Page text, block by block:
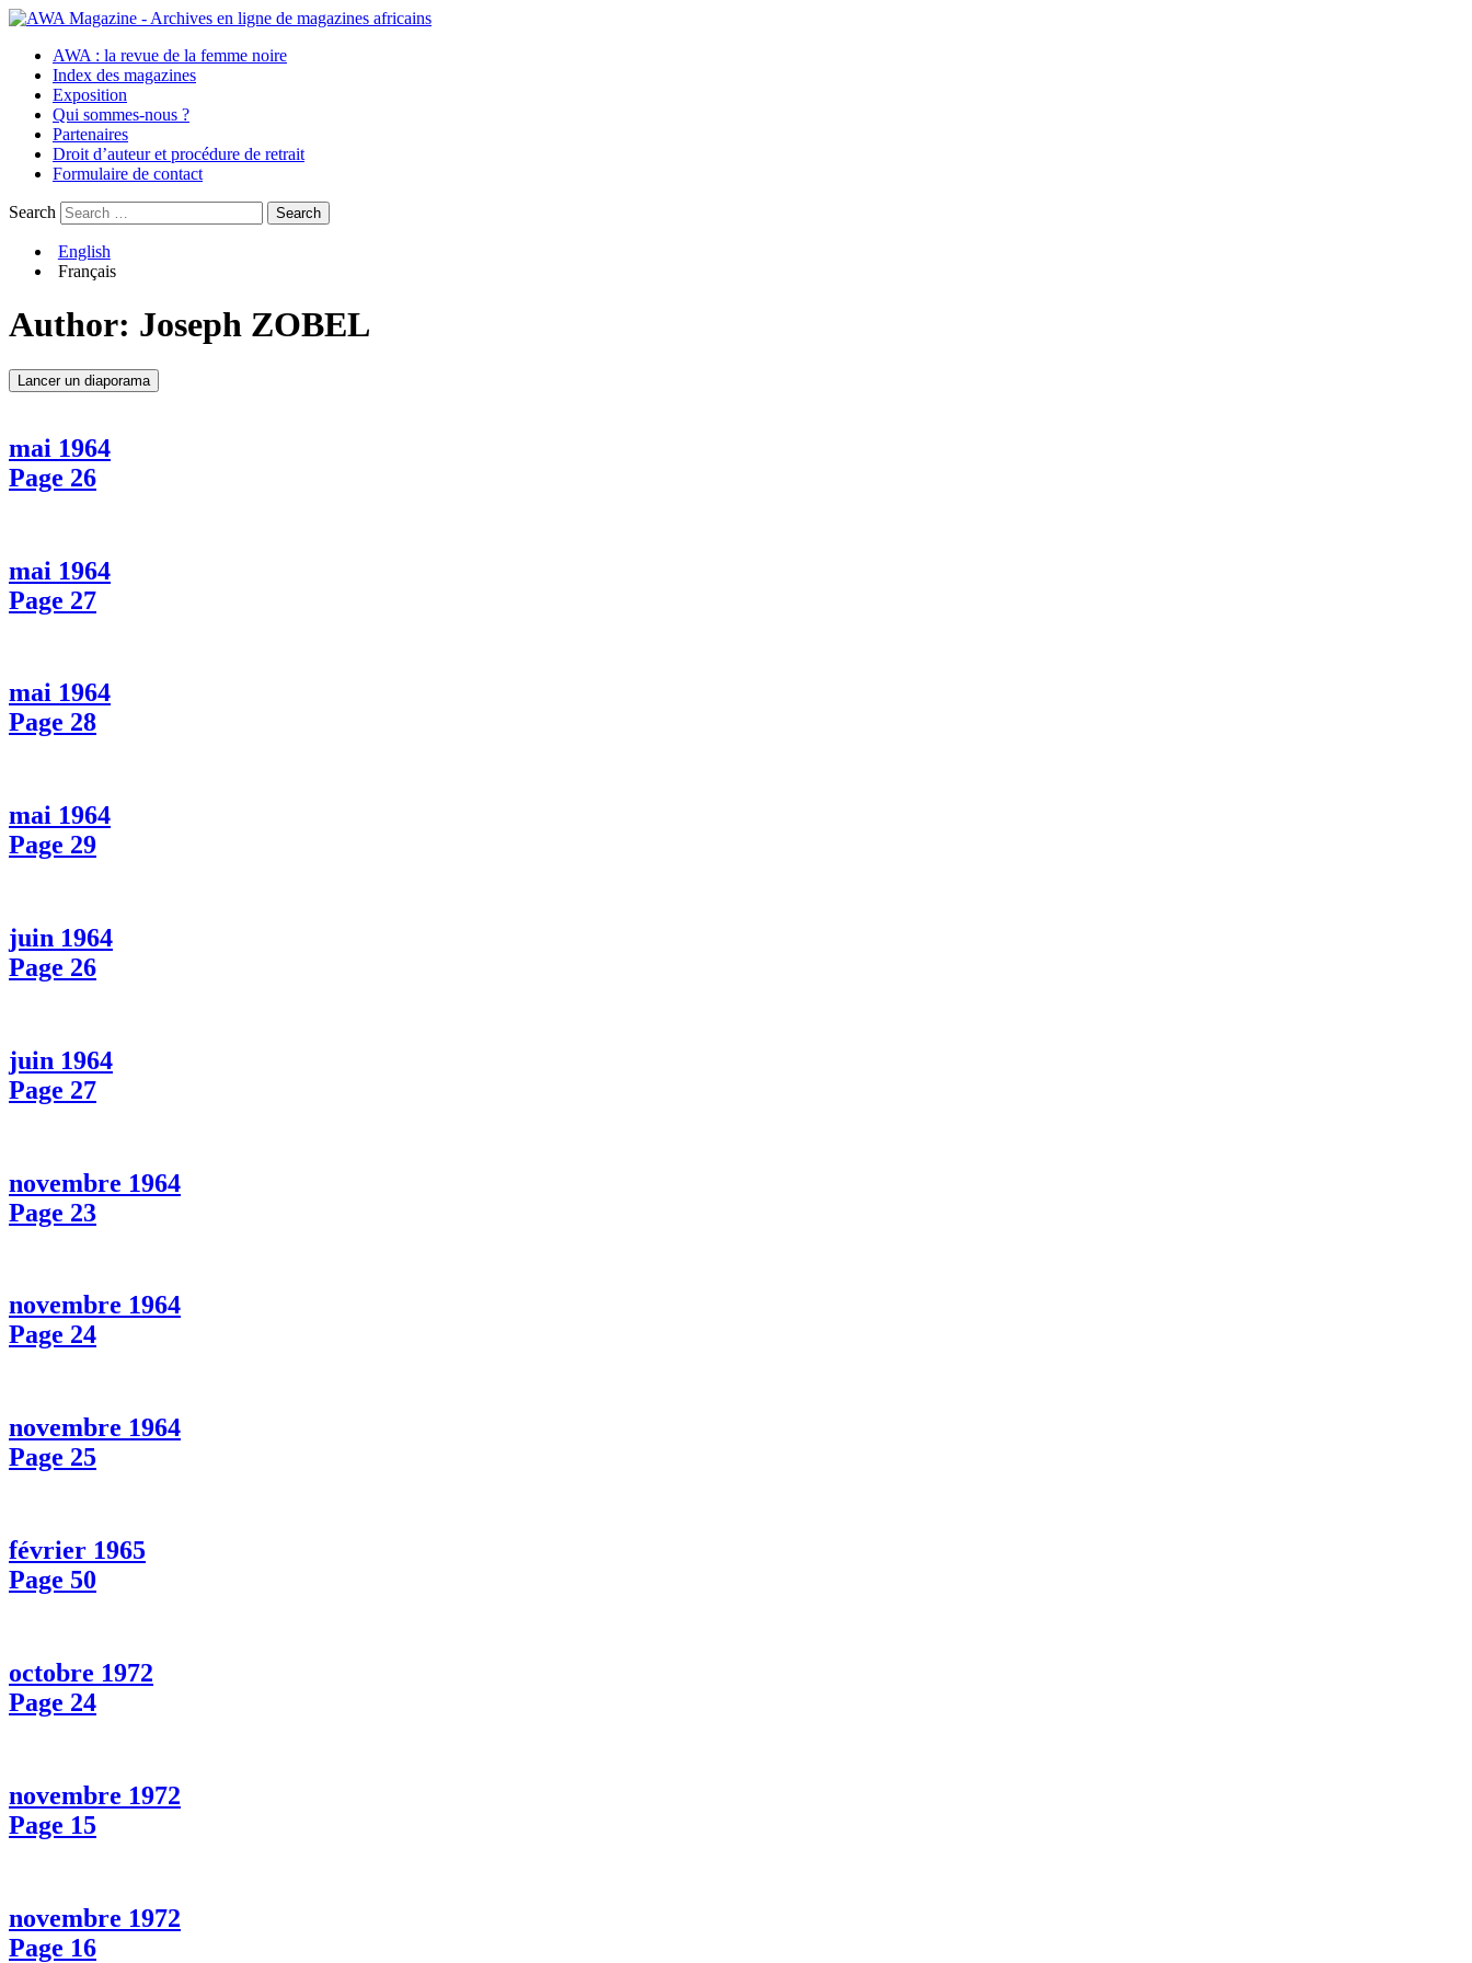
AWA : la revue de la femme noire
Index des magazines
Exposition
Qui sommes-nous ?
Partenaires
Droit d’auteur et procédure de retrait
Formulaire de contact
Search
English
Français
Author: Joseph ZOBEL
Lancer un diaporama
mai 1964
Page 26
mai 1964
Page 27
mai 1964
Page 28
mai 1964
Page 29
juin 1964
Page 26
juin 1964
Page 27
novembre 1964
Page 23
novembre 1964
Page 24
novembre 1964
Page 25
février 1965
Page 50
octobre 1972
Page 24
novembre 1972
Page 15
novembre 1972
Page 16